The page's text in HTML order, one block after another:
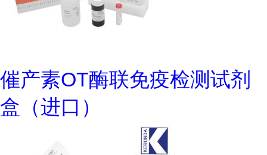
催产素OT酶联免疫检测试剂
盒（进口）